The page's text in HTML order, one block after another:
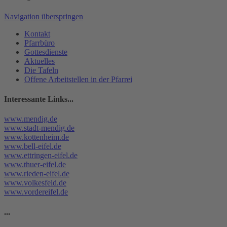
Navigation überspringen
Kontakt
Pfarrbüro
Gottesdienste
Aktuelles
Die Tafeln
Offene Arbeitstellen in der Pfarrei
Interessante Links...
www.mendig.de
www.stadt-mendig.de
www.kottenheim.de
www.bell-eifel.de
www.ettringen-eifel.de
www.thuer-eifel.de
www.rieden-eifel.de
www.volkesfeld.de
www.vordereifel.de
...